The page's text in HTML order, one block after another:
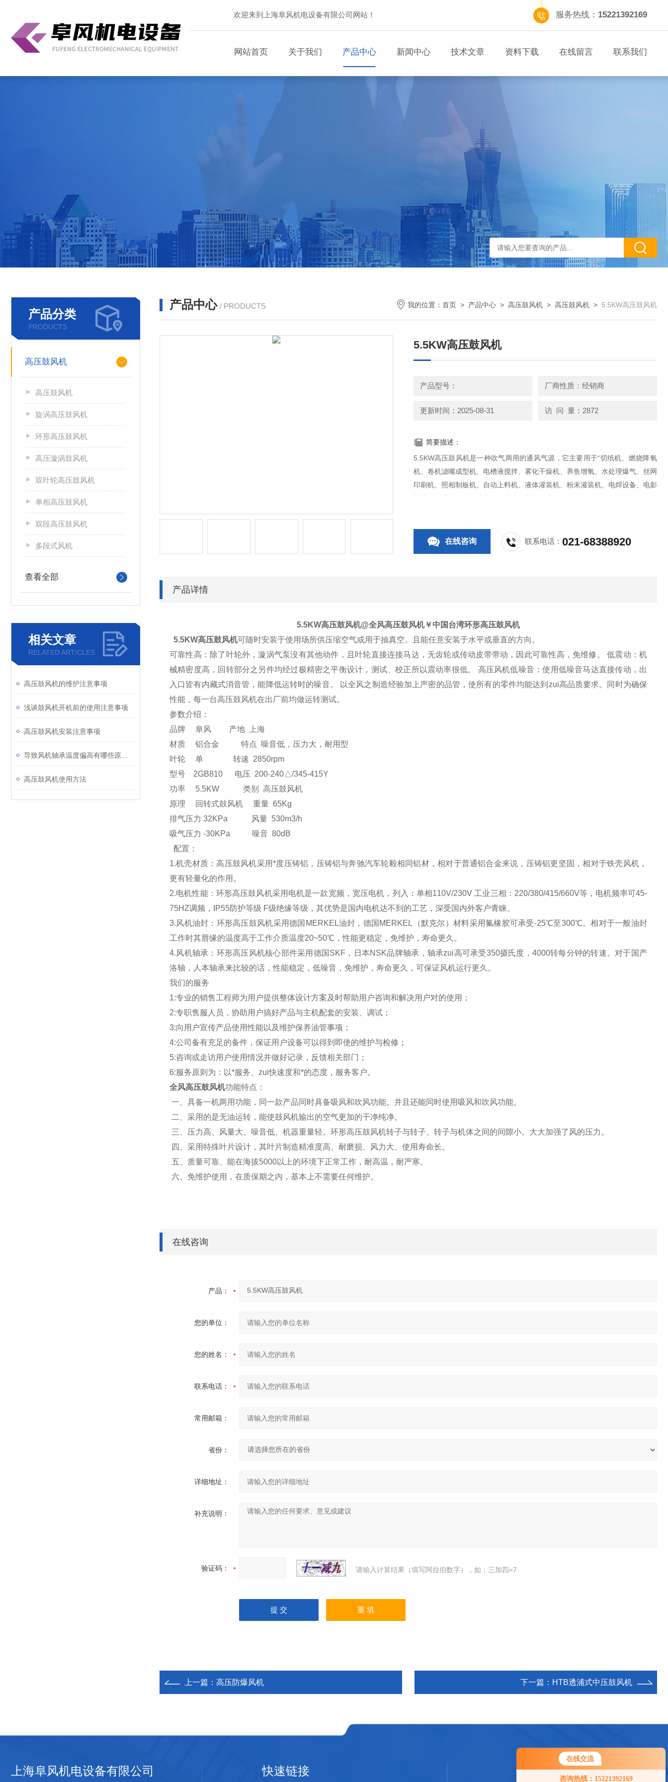
在线交流
咨询热线：15221392169
您好！欢迎前来咨询，很高兴为您
欢迎来到上海阜风机电设备有限公司网站！ 服务热线： 15221392169
网站首页 关于我们 产品中心 新闻中心 技术文章 资料下载 在线留言 联系我们
产品分类
PRODUCTS
高压鼓风机
高压鼓风机
旋涡高压鼓风机
环形高压鼓风机
高压漩涡鼓风机
双叶轮高压鼓风机
单相高压鼓风机
双段高压鼓风机
多段式风机
查看全部
相关文章
RELATED ARTICLES
高压鼓风机的维护注意事项
浅谈鼓风机开机前的使用注意事项
高压鼓风机安装注意事项
高压鼓风机使用方法
产品中心 / PRODUCTS 我的位置： 首页 > 产品中心 > 高压鼓风机 > 高压鼓风机 > 5.5KW高压鼓风机
5.5KW高压鼓风机
产品型号： 厂商性质：经销商
更新时间：2025-08-31 访 问 量：2872
简要描述：
5.5KW高压鼓风机是一种吹气两用的通风气源，它主要用于“切纸机、燃烧降氧
机、卷机滤嘴成型机、电槽液搅拌、雾化干燥机、养鱼增氧、水处理爆气、丝网
印刷机、照相制板机、自动上料机、液体灌装机、粉末灌装机、电焊设备、电影
机械、纸张输送、干洗衣服的清洁、空气除尘、干瓶、气体传送、送料、收集等
在线咨询 联系电话：021-68388920
产品详情
5.5KW高压鼓风机@全风高压鼓风机￥中国台湾环形高压鼓风机
5.5KW高压鼓风机可随时安装于使用场所供压缩空气或用于抽真空。且能任意安装于水平或垂直的方向。
可靠性高：除了叶轮外，漩涡气泵没有其他动件，且叶轮直接连接马达，无齿轮或传动皮带带动，因此可靠性高，免维修。 低震动：机
械精密度高，回转部分之另件均经过极精密之平衡设计，测试、校正所以震动率很低。 高压风机低噪音：使用低噪音马达直接传动，出
入口皆有内藏式消音管，能降低运转时的噪音。 以全风之制造经验加上严密的品管，使所有的零件均能达到zui高品质要求。同时为确保
性能，每一台高压鼓风机在出厂前均做运转测试。
参数介绍：
品牌 阜风 产地 上海
材质 铝合金 特点 噪音低，压力大，耐用型
叶轮 单 转速 2850rpm
型号 2GB810 电压 200-240△/345-415Y
功率 5.5KW 类别 高压鼓风机
原理 回转式鼓风机 重量 65Kg
排气压力 32KPa 风量 530m3/h
吸气压力 -30KPa 噪音 80dB
配置：
1.机壳材质：高压鼓风机采用*度压铸铝，压铸铝与奔驰汽车轮毅相同铝材，相对于普通铝合金来说，压铸铝更坚固，相对于铁壳风机，
更有轻量化的作用。
2.电机性能：环形高压鼓风机采用电机是一款宽频，宽压电机，列入：单相110V/230V 工业三相：220/380/415/660V等，电机频率可45-
75HZ调频，IP55防护等级 F级绝缘等级，其优势是国内电机达不到的工艺，深受国内外客户青睐。
3.风机油封：环形高压鼓风机采用德国MERKEL油封，德国MERKEL（默克尔）材料采用氟橡胶可承受-25℃至300℃。相对于一般油封
工作时其唇缘的温度高于工作介质温度20~50℃，性能更稳定，免维护，寿命更久。
4.风机轴承：环形高压风机核心部件采用德国SKF，日本NSK品牌轴承，轴承zui高可承受350摄氏度，4000转每分钟的转速。对于国产
洛轴，人本轴承来比较的话，性能稳定，低噪音，免维护，寿命更久，可保证风机运行更久。
我们的服务
1:专业的销售工程师为用户提供整体设计方案及时帮助用户咨询和解决用户对的使用；
2:专职售服人员，协助用户搞好产品与主机配套的安装、调试；
3:向用户宣传产品使用性能以及维护保养油管事项；
4:公司备有充足的备件，保证用户设备可以得到即使的维护与检修；
5:咨询或走访用户使用情况并做好记录，反馈相关部门；
6:服务原则为：以*服务、zui快速度和*的态度，服务客户。
全风高压鼓风机功能特点：
一、具备一机两用功能，同一款产品同时具备吸风和吹风功能。并且还能同时使用吸风和吹风功能。
二、采用的是无油运转，能使鼓风机输出的空气更加的干净纯净。
三、压力高、风量大、噪音低、机器重量轻。环形高压鼓风机转子与转子、转子与机体之间的间隙小。大大加强了风的压力。
四、采用特殊叶片设计，其叶片制造精准度高、耐磨损、风力大、使用寿命长。
五、质量可靠、能在海拔5000以上的环境下正常工作，耐高温，耐严寒。
六、免维护使用，在质保期之内，基本上不需要任何维护。
在线咨询
产品：
您的单位：
您的姓名：
联系电话：
常用邮箱：
省份：
详细地址：
补充说明：
验证码： 请输入计算结果（填写阿拉伯数字），如：三加四=7
上一篇： 高压防爆风机 下一篇： HTB透浦式中压鼓风机
上海阜风机电设备有限公司 快速链接